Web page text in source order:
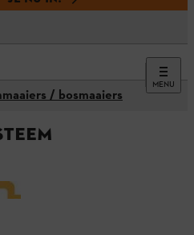
MENU
/ bosmaaiers